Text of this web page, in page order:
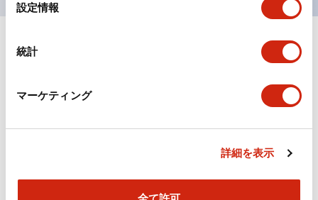
設定情報
統計
マーケティング
詳細を表示
ドキュメントとファイル
年6月版）（日本語）
4.92MB